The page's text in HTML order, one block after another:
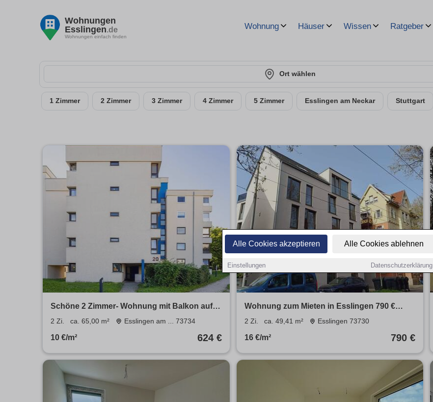
Alle Cookies akzeptieren Alle Cookies ablehnen
Einstellungen Datenschutzerklärung
Wohnungen
Esslingen.de
Wohnungen einfach finden
Wohnung Häuser Wissen Ratgeber
Ort wählen
1 Zimmer 2 Zimmer 3 Zimmer 4 Zimmer 5 Zimmer Esslingen am Neckar Stuttgart
Schöne 2 Zimmer- Wohnung mit Balkon auf
dem Zollberg
2 Zi. ca. 65,00 m² Esslingen am ... 73734
10 €/m² 624 €
Wohnung zum Mieten in Esslingen 790 €
49.41 m²
2 Zi. ca. 49,41 m² Esslingen 73730
16 €/m² 790 €